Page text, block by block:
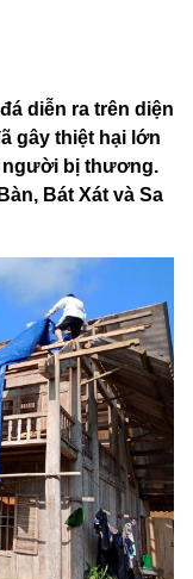
diễn ra trên diện
gây thiệt hại lớn
người bị thương.
Bát Xát và Sa